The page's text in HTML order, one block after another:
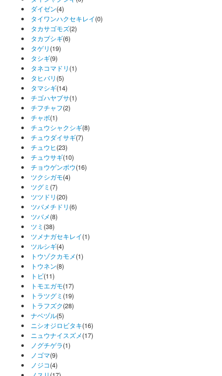
ダイゼン(4)
タイワンハクセキレイ(0)
タカサゴモズ(2)
タカブシギ(6)
タゲリ (19)
タシギ(9)
タネコマドリ (1)
タヒバリ (5)
タマシギ(14)
チゴハヤブサ(1)
チフチャフ(2)
チャボ(1)
チュウシャクシギ(8)
チュウダイサギ(7)
チュウヒ(23)
チュウサギ(10)
チョウゲンボウ(16)
ツクシガモ(4)
ツグミ (7)
ツツドリ (20)
ツバメチドリ (6)
ツバメ(8)
ツミ (38)
ツメナガセキレイ(1)
ツルシギ(4)
トウゾクカモメ(1)
トウネン(8)
トビ(11)
トモエガモ(17)
トラツグミ (19)
トラフズク(28)
ナベヅル(5)
ニシオジロビタキ(16)
ニュウナイスズメ(17)
ノグチゲラ(1)
ノゴマ(9)
ノジコ(4)